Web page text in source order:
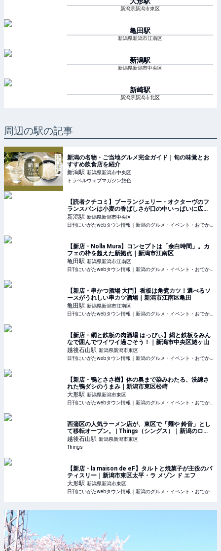
新潟県新潟市東区
亀田駅
新潟県新潟市江南区
新潟駅
新潟県新潟市中央区
新崎駅
新潟県新潟市北区
周辺の駅の記事
新潟の名物・ご当地グルメ完全ガイド｜旬の味覚とお
すすめ飲食店を紹介
新潟駅 新潟県新潟市中央区
トラベルウェブマガジン旅色
【読者クチコミ】ブーランジェリー・オクターヴのフ
ランスパンは小麦の香ばしさが口の中いっぱいに広が
ります｜新潟市中央区沼垂
新潟駅 新潟県新潟市中央区
【新店・Nolla Mura】コンセプトは「余白時間」。カ
フェの枠を超えた新拠点｜新潟市江南区
亀田駅 新潟県新潟市江南区
【新店・串かつ酒場 大門】看板は角煮カツ！選べるソ
ースがうれしい串カツ酒場｜新潟市江南区亀田
亀田駅 新潟県新潟市江南区
【新店・網と鉄板の肉酒場 はっぴぃ】網と鉄板をみん
なで囲んでワイワイ過ごそう！｜新潟市中央区姥ヶ山
越後石山駅 新潟県新潟市東区
【新店・鴨とささ樹】体の奥まで染みわたる、洗練さ
れた鴨ダシのうまみ｜新潟市東区松崎
大形駅 新潟県新潟市東区
西蒲区の人気ラーメン店が、東区で「麺や 鈴音」とし
て移転オープン。 | Things（シングス）｜新潟のロー
カルなWebマガジン
越後石山駅 新潟県新潟市東区
Things
【新店・la maison de eF】タルトと焼菓子が主役のパ
ティスリー｜新潟市東区太平・ラ メゾン ド エフ
大形駅 新潟県新潟市東区